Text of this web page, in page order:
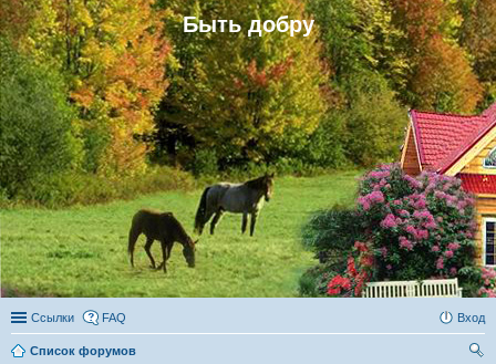
Быть добру
Ссылки FAQ Вход
Список форумов